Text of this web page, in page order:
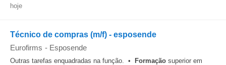
hoje
Técnico de compras (m/f) - esposende
Eurofirms - Esposende
Outras tarefas enquadradas na função. • Formação superior em